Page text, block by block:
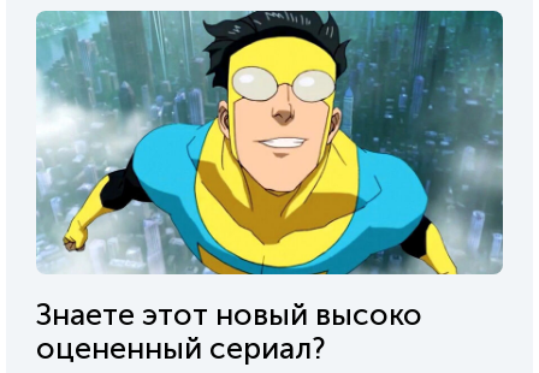
Знаете этот новый высоко
оцененный сериал?